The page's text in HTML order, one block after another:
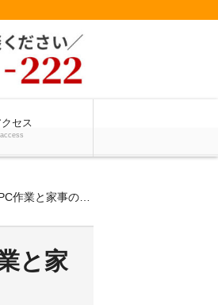
クセス
access
む、首の深層筋の悲鳴
と家